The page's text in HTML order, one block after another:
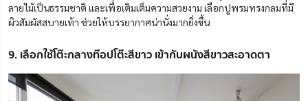
ลายไม้เป็นธรรมชาติ และเพื่อเติมเต็มความสวยงาม เลือกปูพรมทรงกลมที่มี
ผิวสัมผัสสบายเท้า ช่วยให้บรรยากาศน่านั่งมากยิ่งขึ้น
9. เลือกใช้โต๊ะกลางท๊อปโต๊ะสีขาว เข้ากับผนังสีขาวสะอาดตา